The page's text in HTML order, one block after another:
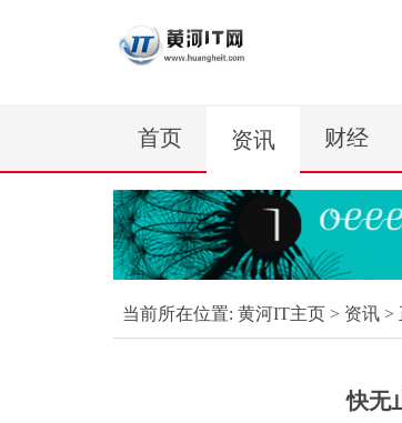
首页 资讯 财经
当前所在位置: 黄河IT主页 > 资讯 >
快无